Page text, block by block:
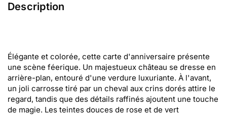
Description
Élégante et colorée, cette carte d'anniversaire présente
une scène féerique. Un majestueux château se dresse en
arrière-plan, entouré d'une verdure luxuriante. À l'avant,
un joli carrosse tiré par un cheval aux crins dorés attire le
regard, tandis que des détails raffinés ajoutent une touche
de magie. Les teintes douces de rose et de vert